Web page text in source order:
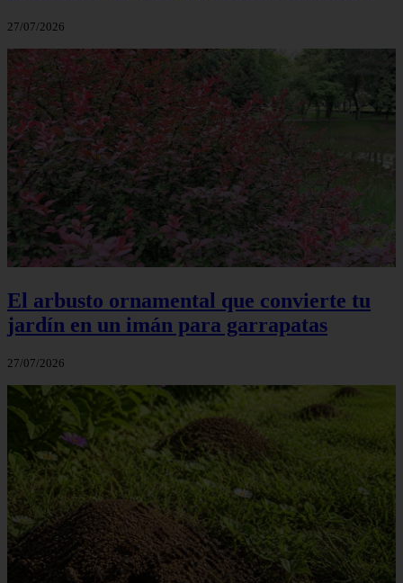
27/07/2026
El arbusto ornamental que convierte tu
jardín en un imán para garrapatas
27/07/2026